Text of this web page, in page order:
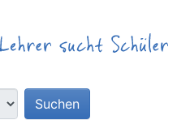
Suchen